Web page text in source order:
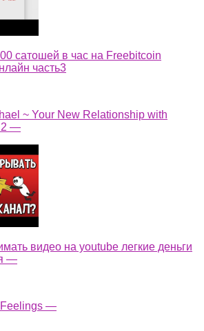
сатошей в час на Freebitcoin
часть3
~ Your New Relationship with
2 —
видео на youtube легкие деньги
—
—